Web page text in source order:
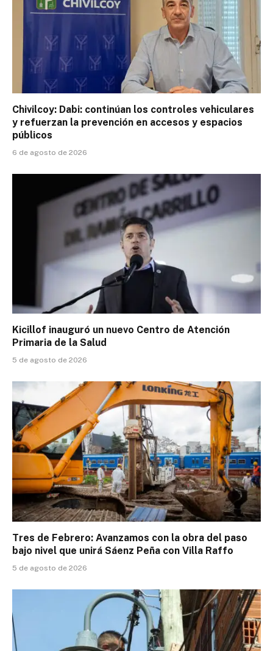
Chivilcoy: Dabi: continúan los controles vehiculares
y refuerzan la prevención en accesos y espacios
públicos
6 de agosto de 2026
Kicillof inauguró un nuevo Centro de Atención
Primaria de la Salud
5 de agosto de 2026
Tres de Febrero: Avanzamos con la obra del paso
bajo nivel que unirá Sáenz Peña con Villa Raffo
5 de agosto de 2026